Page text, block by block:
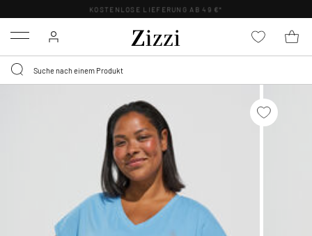
KOSTENLOSE LIEFERUNG AB 49 €*
Menu